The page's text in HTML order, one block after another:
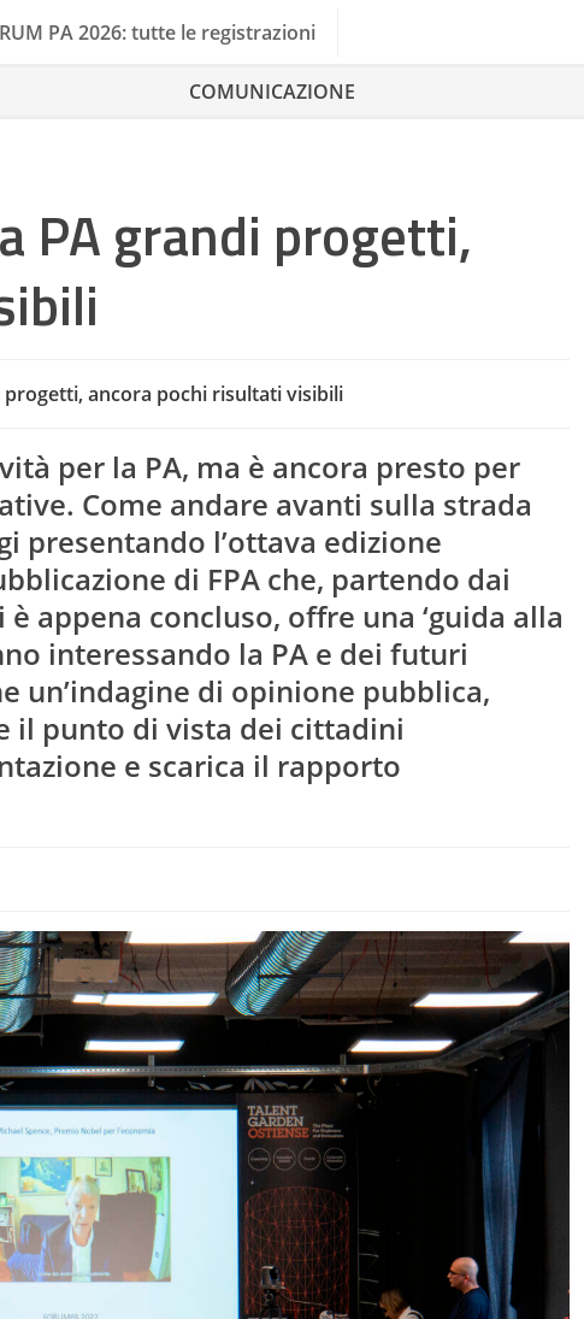
PA 2026: tutte le registrazioni
COMUNICAZIONE
PA grandi progetti,
progetti, ancora pochi risultati visibili
per la PA, ma è ancora presto per
Come andare avanti sulla strada
presentando l’ottava edizione
di FPA che, partendo dai
appena concluso, offre una ‘guida alla
interessando la PA e dei futuri
un’indagine di opinione pubblica,
il punto di vista dei cittadini
e scarica il rapporto